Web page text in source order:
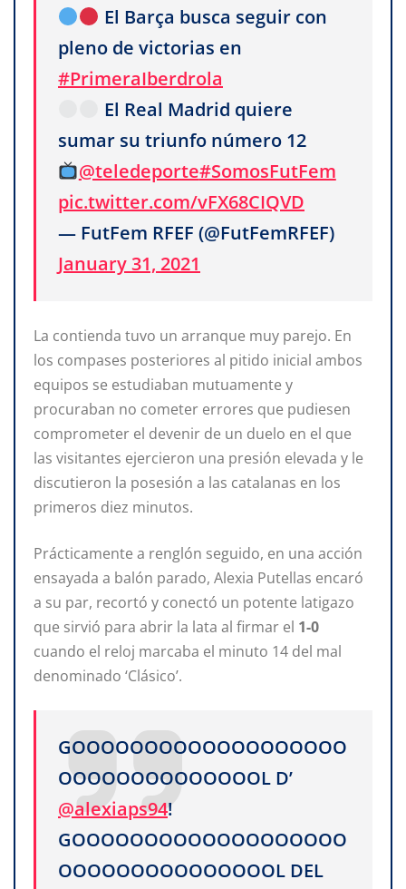
El Barça busca seguir con
pleno de victorias en
#PrimeraIberdrola
El Real Madrid quiere
sumar su triunfo número 12
@teledeporte#SomosFutFem
pic.twitter.com/vFX68CIQVD
— FutFem RFEF (@FutFemRFEF)
January 31, 2021
La contienda tuvo un arranque muy parejo. En
los compases posteriores al pitido inicial ambos
equipos se estudiaban mutuamente y
procuraban no cometer errores que pudiesen
comprometer el devenir de un duelo en el que
las visitantes ejercieron una presión elevada y le
discutieron la posesión a las catalanas en los
primeros diez minutos.
Prácticamente a renglón seguido, en una acción
ensayada a balón parado, Alexia Putellas encaró
a su par, recortó y conectó un potente latigazo
que sirvió para abrir la lata al firmar el 1-0
cuando el reloj marcaba el minuto 14 del mal
denominado ‘Clásico’.
GOOOOOOOOOOOOOOOOOOO
OOOOOOOOOOOOOOL D’
@alexiaps94!
GOOOOOOOOOOOOOOOOOOO
OOOOOOOOOOOOOOOL DEL